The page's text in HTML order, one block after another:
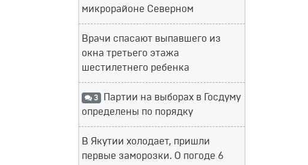
микрорайоне Северном
Врачи спасают выпавшего из
окна третьего этажа
шестилетнего ребенка
3 Партии на выборах в Госдуму
определены по порядку
В Якутии холодает, пришли
первые заморозки. О погоде 6